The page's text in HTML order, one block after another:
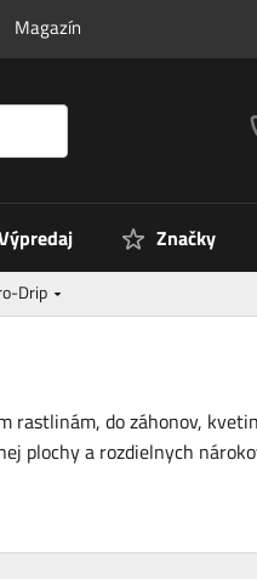
Magazín
Značky
Drip
do záhonov,
plochy a rozdielnych